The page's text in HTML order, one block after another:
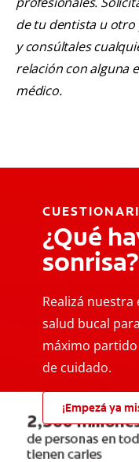
de tu dentista u otro
y consúltales
relación con alguna
médico.
¿Qué
sonrisa?
Realizá nuestra
salud bucal
máximo
de cuidado.
¡Empezá ya